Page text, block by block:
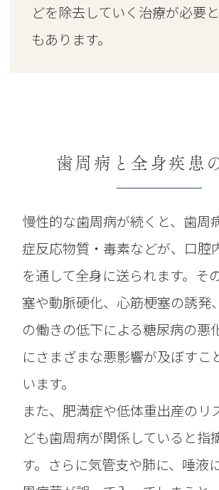
どを除去していく治療が必要
もあります。
歯周病と全身疾患
慢性的な歯周病が続くと、歯周
症反応物質・毒素などが、口腔
を通して全身に送られます。そ
塞や動脈硬化、心筋梗塞の誘発
の働きの低下による糖尿病の悪
にさまざまな悪影響が及ぼすこ
います。
また、肥満症や低体重出産のリ
ども歯周病が関係していると指
す。さらに気管支や肺に、唾液